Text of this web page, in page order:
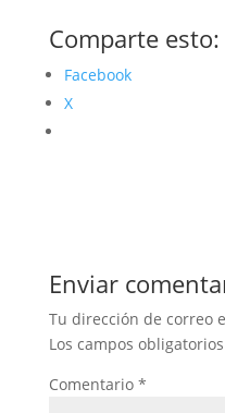
Comparte esto:
Facebook
X
Enviar
Tu dirección de correo
Los campos
Comentario *